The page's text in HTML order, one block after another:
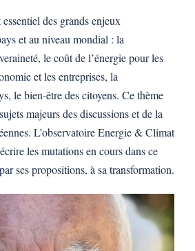
des grands enjeux
et au niveau mondial : la
le coût de l’énergie pour les
et les entreprises, la
le bien-être des citoyens. Ce thème
majeurs des discussions et de la
L’observatoire Energie & Climat
les mutations en cours dans ce
ses propositions, à sa transformation.